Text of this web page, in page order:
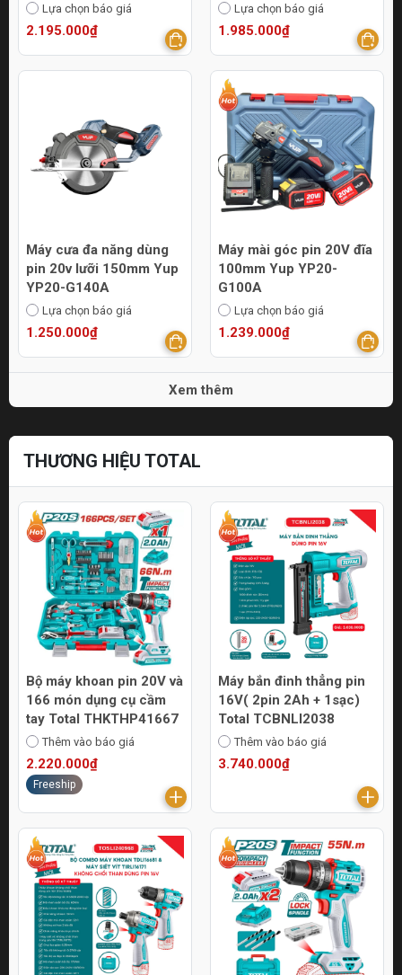
Lựa chọn báo giá
2.195.000₫
Lựa chọn báo giá
1.985.000₫
Máy cưa đa năng dùng
pin 20v lưỡi 150mm Yup
YP20-G140A
Lựa chọn báo giá
1.250.000₫
Máy mài góc pin 20V đĩa
100mm Yup YP20-
G100A
Lựa chọn báo giá
1.239.000₫
Xem thêm
THƯƠNG HIỆU TOTAL
Bộ máy khoan pin 20V và
166 món dụng cụ cầm
tay Total THKTHP41667
Thêm vào báo giá
2.220.000₫
Freeship
Máy bắn đinh thẳng pin
16V( 2pin 2Ah + 1sạc)
Total TCBNLI2038
Thêm vào báo giá
3.740.000₫